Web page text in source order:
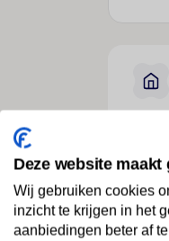
Portugal
Deze website
Wij gebruiken cookies
inzicht te krijgen in het
aanbiedingen beter af